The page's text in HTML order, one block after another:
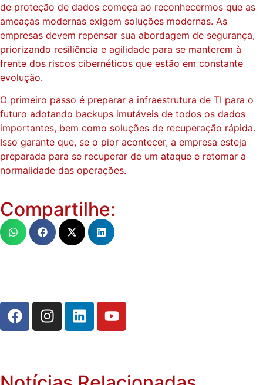
de proteção de dados começa ao reconhecermos que as
ameaças modernas exigem soluções modernas. As
empresas devem repensar sua abordagem de segurança,
priorizando resiliência e agilidade para se manterem à
frente dos riscos cibernéticos que estão em constante
evolução.
O primeiro passo é preparar a infraestrutura de TI para o
futuro adotando backups imutáveis ​​de todos os dados
importantes, bem como soluções de recuperação rápida.
Isso garante que, se o pior acontecer, a empresa esteja
preparada para se recuperar de um ataque e retomar a
normalidade das operações.
Compartilhe: